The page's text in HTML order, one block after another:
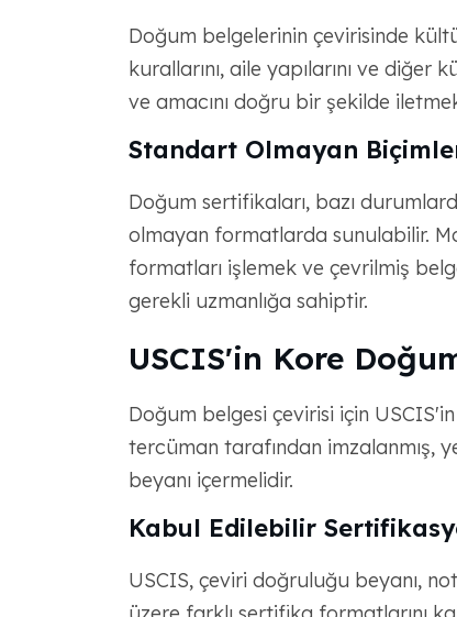
Doğum belgelerinin çevirisinde
kurallarını, aile yapılarını ve diğer
ve amacını doğru bir şekilde
Standart Olmayan
Doğum sertifikaları, bazı
olmayan formatlarda sunulabilir.
formatları işlemek ve çevrilmiş
gerekli uzmanlığa sahiptir.
USCIS'in Kore
Doğum belgesi çevirisi için
tercüman tarafından imzalanmış,
beyanı içermelidir.
Kabul Edilebilir
USCIS, çeviri doğruluğu beyanı,